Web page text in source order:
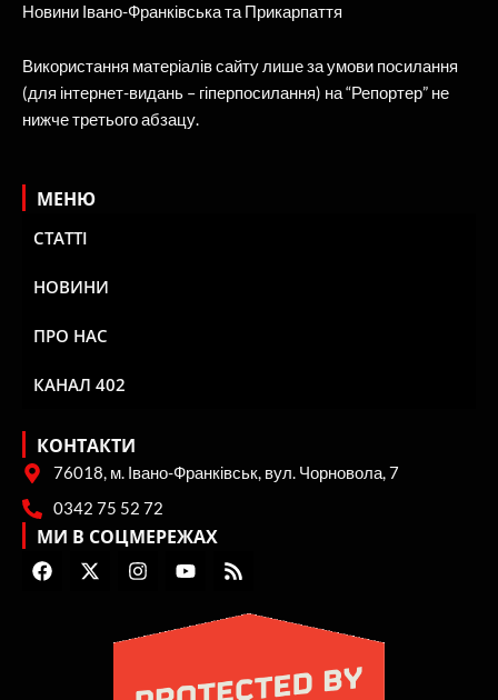
Новини Івано-Франківська та Прикарпаття
Використання матеріалів сайту лише за умови посилання
(для інтернет-видань – гіперпосилання) на “Репортер” не
нижче третього абзацу.
МЕНЮ
СТАТТІ
НОВИНИ
ПРО НАС
КАНАЛ 402
КОНТАКТИ
76018, м. Івано-Франківськ, вул. Чорновола, 7
0342 75 52 72
МИ В СОЦМЕРЕЖАХ
F
a
X
-
I
n
a
Y
o
t
e
R
s